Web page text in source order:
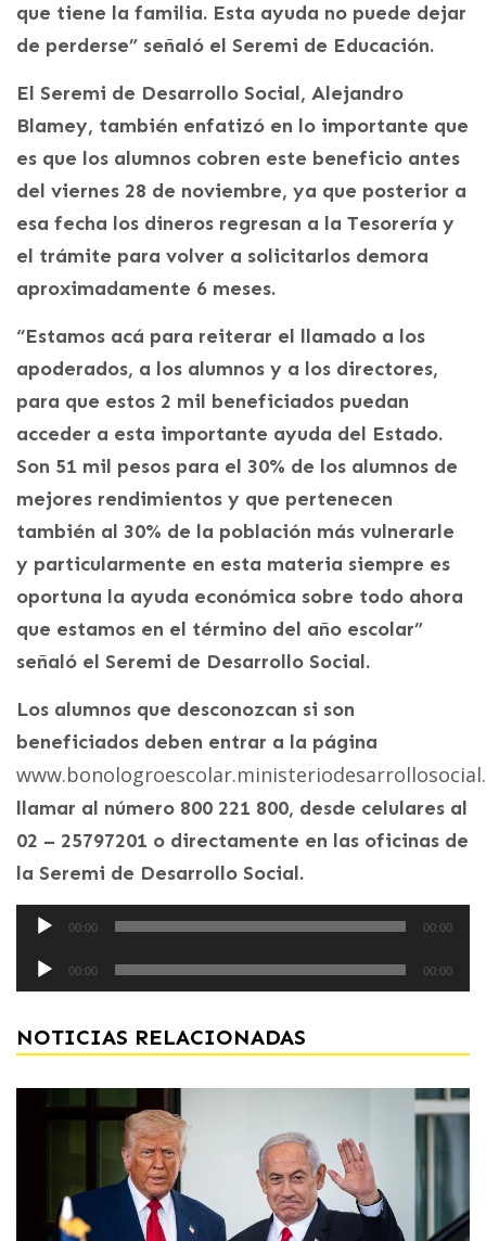
que tiene la familia. Esta ayuda no puede dejar
de perderse” señaló el Seremi de Educación.
El Seremi de Desarrollo Social, Alejandro
Blamey, también enfatizó en lo importante que
es que los alumnos cobren este beneficio antes
del viernes 28 de noviembre, ya que posterior a
esa fecha los dineros regresan a la Tesorería y
el trámite para volver a solicitarlos demora
aproximadamente 6 meses.
“Estamos acá para reiterar el llamado a los
apoderados, a los alumnos y a los directores,
para que estos 2 mil beneficiados puedan
acceder a esta importante ayuda del Estado.
Son 51 mil pesos para el 30% de los alumnos de
mejores rendimientos y que pertenecen
también al 30% de la población más vulnerarle
y particularmente en esta materia siempre es
oportuna la ayuda económica sobre todo ahora
que estamos en el término del año escolar”
señaló el Seremi de Desarrollo Social.
Los alumnos que desconozcan si son
beneficiados deben entrar a la página
llamar al número 800 221 800, desde celulares al
02 – 25797201 o directamente en las oficinas de
la Seremi de Desarrollo Social.
Reproductor
audio
00:00 00:00
Reproductor
00:00 00:00
NOTICIAS RELACIONADAS